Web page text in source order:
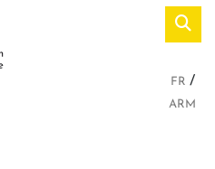
FR
ARM